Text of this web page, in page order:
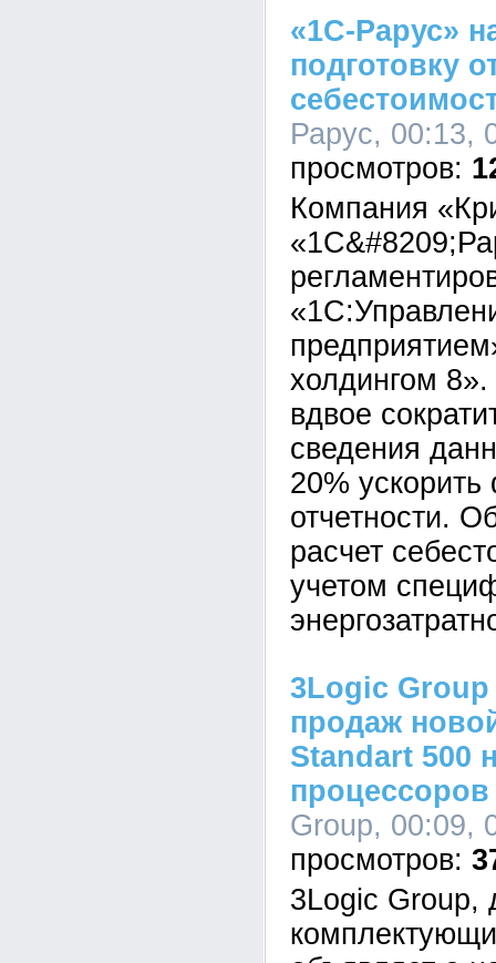
«1С-Рарус»
подготовку
Рарус, 00:13,
Компания
холдингом
вдвое
сведения
20%
отчетности.
расчет
учетом
3Logic Group
продаж
Standart 500
Group, 00:09,
3Logic Group,